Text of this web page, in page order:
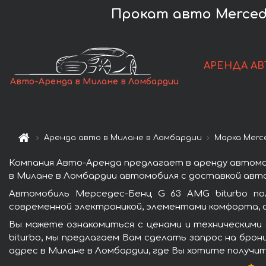
Прокат авто
Авто-Аренда в Милане в Ломбардии
АРЕНДА
Аренда авто в Милане в Ломбардии Марка
Компания Авто-Аренда предлагает в аренду
в Милане в Ломбардии автомобиля с доставкой
Автомобиль Мерседес-Бенц G 63 AMG biturbo
современной электроникой, элементами
Вы можете ознакомиться с ценами и
biturbo, мы предлагаем Вам сделать запрос на
адрес в Милане в Ломбардии, где Вы хотите